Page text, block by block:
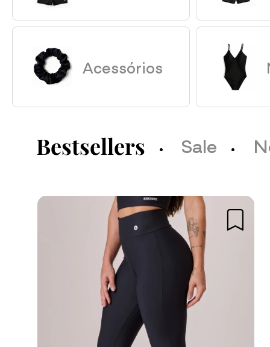
Acessórios
Bestsellers Sale